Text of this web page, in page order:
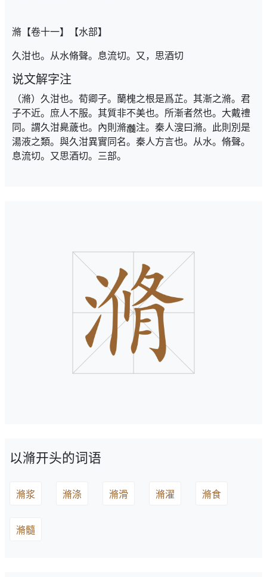
滫【卷十一】【水部】
久泔也。从水脩聲。息流切。又，思酒切
说文解字注
（滫）久泔也。荀卿子。蘭槐之根是爲芷。其漸之滫。君
子不近。庶人不服。其質非不美也。所漸者然也。大戴禮
同。謂久泔臰薉也。內則滫
注。秦人溲曰滫。此則別是
湯液之類。與久泔異實同名。秦人方言也。从水。脩聲。
息流切。又思酒切。三部。
以滫开头的词语
滫浆 滫涤 滫滑 滫濯 滫食
滫髓